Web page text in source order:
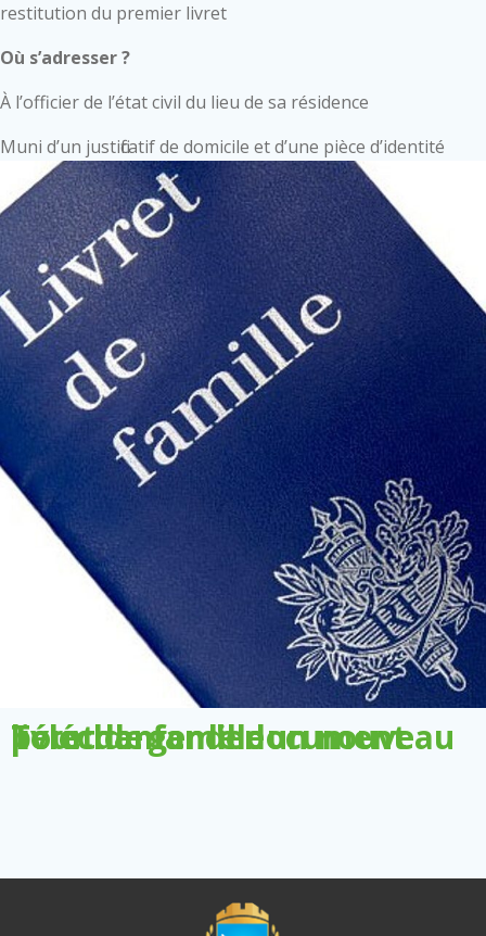
restitution du premier livret
Où s’adresser ?
À l’officier de l’état civil du lieu de sa résidence
Muni d’un justificatif de domicile et d’une pièce d’identité
Télécharger le document pour demander un nouveau livret de famille